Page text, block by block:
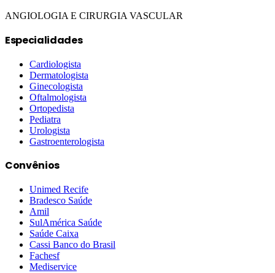
ANGIOLOGIA E CIRURGIA VASCULAR
Especialidades
Cardiologista
Dermatologista
Ginecologista
Oftalmologista
Ortopedista
Pediatra
Urologista
Gastroenterologista
Convênios
Unimed Recife
Bradesco Saúde
Amil
SulAmérica Saúde
Saúde Caixa
Cassi Banco do Brasil
Fachesf
Mediservice